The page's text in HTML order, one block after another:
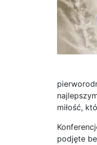
miłość,
podjęte